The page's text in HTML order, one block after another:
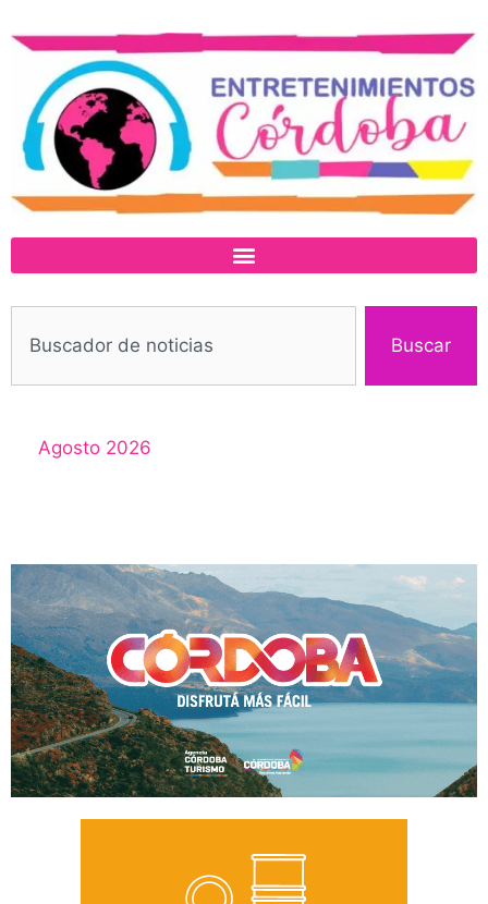
Buscar
Agosto 2026